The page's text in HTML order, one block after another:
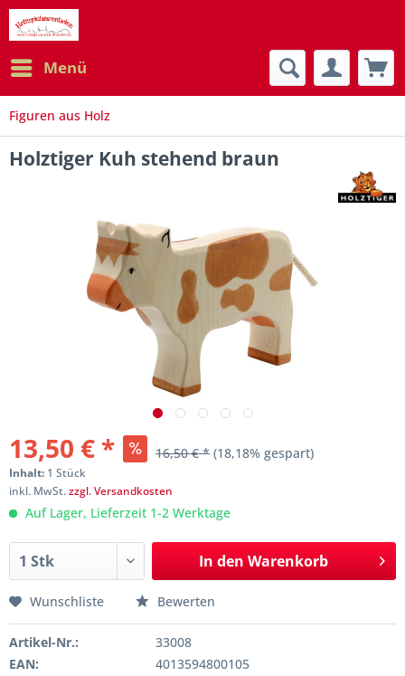
Menü
Figuren aus Holz
Holztiger Kuh stehend braun
13,50 € * 16,50 € * (18,18% gespart)
Inhalt: 1 Stück
inkl. MwSt.zzgl. Versandkosten
Auf Lager, Lieferzeit 1-2 Werktage
In den Warenkorb
Wunschliste Bewerten
Artikel-Nr.:
33008
EAN:
4013594800105